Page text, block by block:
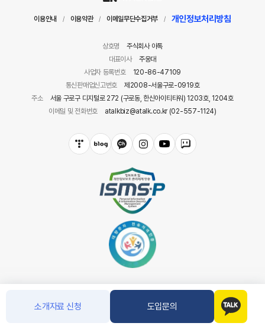
소개자료 신청 도입문의
이용안내 / 이용약관 / 이메일무단수집거부 / 개인정보처리방침
상호명
주식회사 아톡
대표이사
주웅대
사업자 등록번호
120-86-47109
통신판매업신고번호
제2008-서울구로-0919호
주소
서울 구로구 디지털로 272 (구로동, 한신아이티타워) 1203호, 1204호
이메일 및 전화번호
atalkbiz@atalk.co.kr (02-557-1124)
COPYRIGHT(C) 아톡. CO.LTD ALL RIGHT RESERVED.